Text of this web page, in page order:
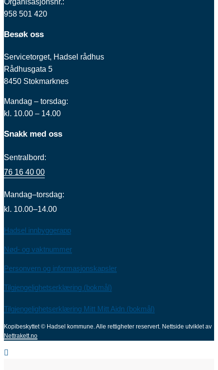
Organisasjonsnr.:
958 501 420
Besøk oss
Servicetorget, Hadsel rådhus
Rådhusgata 5
8450 Stokmarknes
Mandag – torsdag:
kl. 10.00 – 14.00
Snakk med oss
Sentralbord:
76 16 40 00
Mandag–torsdag:
kl. 10.00–14.00
Hadsel innbyggerapp
Nød- og vaktnummer
Personvern og informasjonskapsler
Tilgjengelighetserklæring (bokmål)
Tilgjengelighetserklæring Mitt Mitt Aidn (bokmål)
Kopibeskyttet © Hadsel kommune. Alle rettigheter reservert. Nettside utviklet av
Nettrakett.no